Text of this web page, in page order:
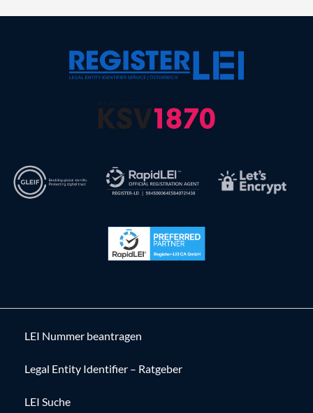
LEI Nummer beantragen
Legal Entity Identifier – Ratgeber
LEI Suche